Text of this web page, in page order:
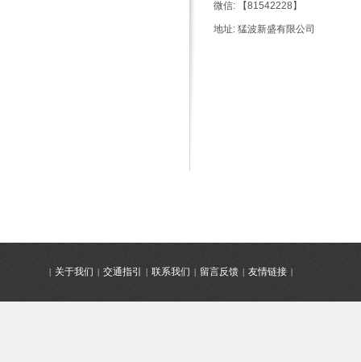
微信: 【81542228】
地址: 猛波新盛有限公司
| 关于我们 | 交通指引 | 联系我们 | 留言反馈 | 友情链接 |